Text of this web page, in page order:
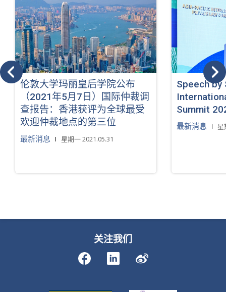
伦敦大学玛丽皇后学院公布
（2021年5月7日）国际仲裁调
查报告：香港获评为全球最受
欢迎仲裁地点的第三位
最新消息 星期一 2021.05.31
Speech by
Summit
最新消息 星
关注我们